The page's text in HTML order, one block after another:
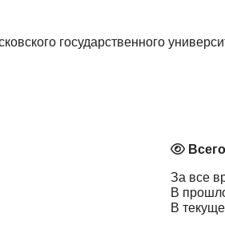
государственного
Всего
За все
В
В